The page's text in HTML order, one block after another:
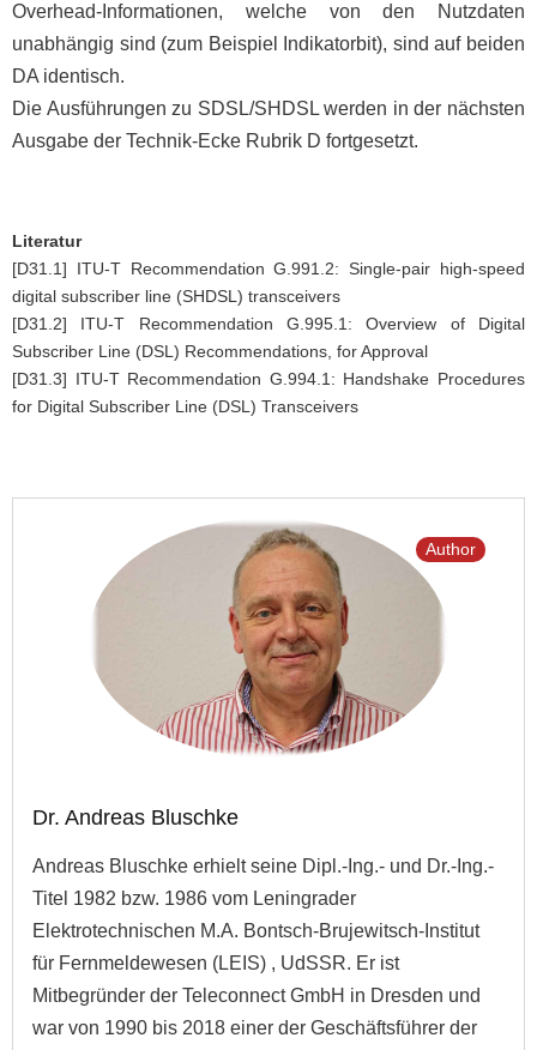
Overhead-Informationen, welche von den Nutzdaten
unabhängig sind (zum Beispiel Indikatorbit), sind auf beiden
DA identisch.
Die Ausführungen zu SDSL/SHDSL werden in der nächsten
Ausgabe der Technik-Ecke Rubrik D fortgesetzt.
Literatur
[D31.1] ITU-T Recommendation G.991.2: Single-pair high-speed
digital subscriber line (SHDSL) transceivers
[D31.2] ITU-T Recommendation G.995.1: Overview of Digital
Subscriber Line (DSL) Recommendations, for Approval
[D31.3] ITU-T Recommendation G.994.1: Handshake Procedures
for Digital Subscriber Line (DSL) Transceivers
Dr. Andreas Bluschke
Andreas Bluschke erhielt seine Dipl.-Ing.- und Dr.-Ing.-
Titel 1982 bzw. 1986 vom Leningrader
Elektrotechnischen M.A. Bontsch-Brujewitsch-Institut
für Fernmeldewesen (LEIS) , UdSSR. Er ist
Mitbegründer der Teleconnect GmbH in Dresden und
war von 1990 bis 2018 einer der Geschäftsführer der
Author